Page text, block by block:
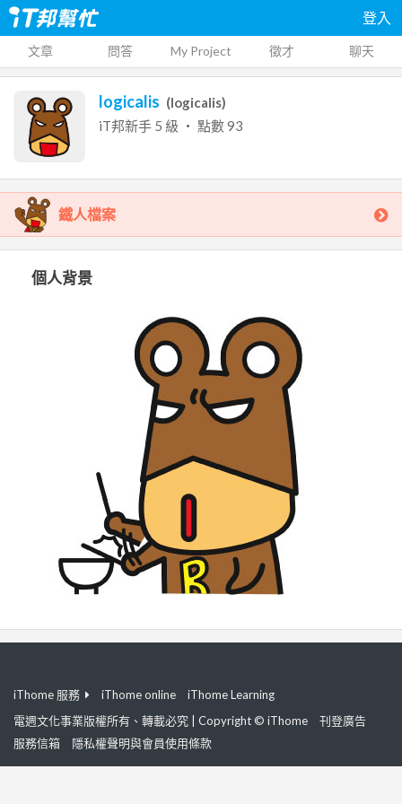
登入
文章 問答 My Project 徵才 聊天
logicalis (logicalis)
iT邦新手 5 級 ‧ 點數93
鐵人檔案
個人背景
iThome 服務 iThome online
iThome Learning
電週文化事業版權所有、轉載必究 | Copyright © iThome
刊登廣告
服務信箱
隱私權聲明與會員使用條款